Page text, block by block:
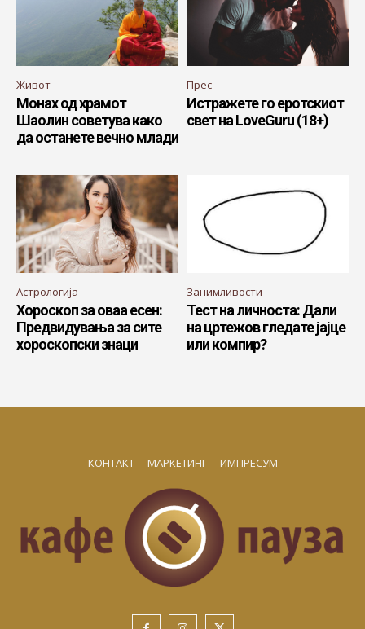
Живот
Mонах од храмот
Шаолин советува како
да останете вечно млади
Прес
Истражете го еротскиот
свет на LoveGuru (18+)
Астрологија
Хороскоп за оваа есен:
Предвидувања за сите
хороскопски знаци
Занимливости
Тест на личноста: Дали
на цртежов гледате јајце
или компир?
КОНТАКТ МАРКЕТИНГ ИМПРЕСУМ